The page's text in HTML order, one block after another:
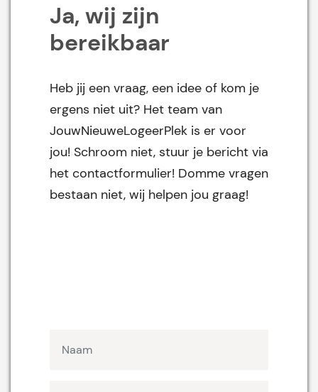
Ja, wij zijn
bereikbaar
Heb jij een vraag, een idee of kom je
ergens niet uit? Het team van
JouwNieuweLogeerPlek is er voor
jou! Schroom niet, stuur je bericht via
het contactformulier! Domme vragen
bestaan niet, wij helpen jou graag!